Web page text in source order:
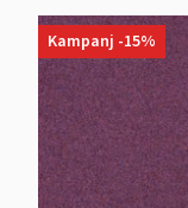
Kampanj -15%